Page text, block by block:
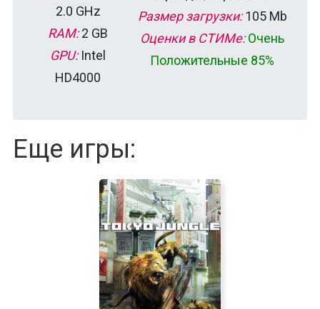
2.0 GHz
RAM:2 GB
GPU:Intel
HD4000
Размер загрузки:105 Mb
Оценки в СТИМе: Очень
Положительные 85%
Еще игры: